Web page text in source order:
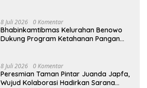
8 Juli 2026 0 Komentar
Bhabinkamtibmas Kelurahan Benowo
Dukung Program Ketahanan Pangan
8 Juli 2026 0 Komentar
Peresmian Taman Pintar Juanda Japfa,
Wujud Kolaborasi Hadirkan Sarana